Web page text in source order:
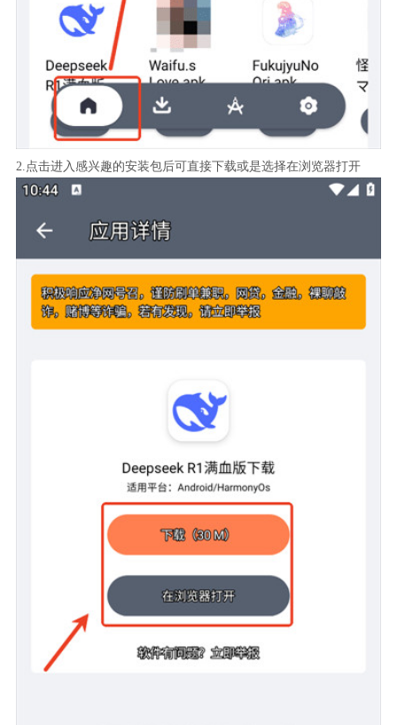
2.点击进入感兴趣的安装包后可直接下载或是选择在浏览器打开